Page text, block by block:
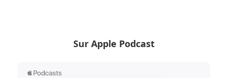
Sur Apple Podcast